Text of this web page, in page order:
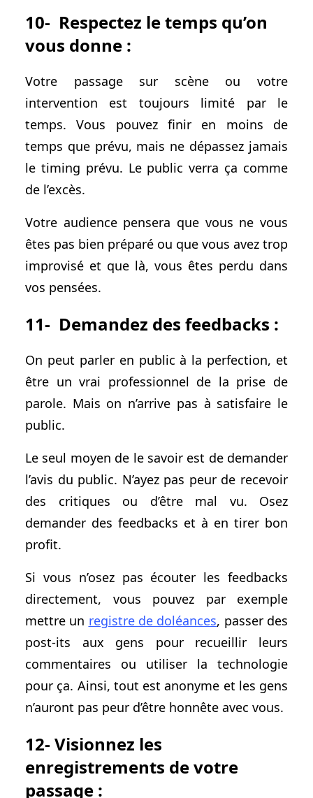
10- Respectez le temps qu’on
vous donne :
Votre passage sur scène ou votre
intervention est toujours limité par le
temps. Vous pouvez finir en moins de
temps que prévu, mais ne dépassez jamais
le timing prévu. Le public verra ça comme
de l’excès.
Votre audience pensera que vous ne vous
êtes pas bien préparé ou que vous avez trop
improvisé et que là, vous êtes perdu dans
vos pensées.
11- Demandez des feedbacks :
On peut parler en public à la perfection, et
être un vrai professionnel de la prise de
parole. Mais on n’arrive pas à satisfaire le
public.
Le seul moyen de le savoir est de demander
l’avis du public. N’ayez pas peur de recevoir
des critiques ou d’être mal vu. Osez
demander des feedbacks et à en tirer bon
profit.
Si vous n’osez pas écouter les feedbacks
directement, vous pouvez par exemple
mettre un registre de doléances, passer des
post-its aux gens pour recueillir leurs
commentaires ou utiliser la technologie
pour ça. Ainsi, tout est anonyme et les gens
n’auront pas peur d’être honnête avec vous.
12- Visionnez les
enregistrements de votre
passage :